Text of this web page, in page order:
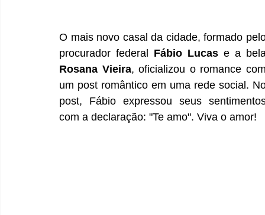
O mais novo casal da cidade, formado
procurador federal Fábio Lucas
Rosana Vieira, oficializou o romance
um post romântico em uma rede social.
post, Fábio expressou seus
com a declaração: "Te amo". Viva o amor!